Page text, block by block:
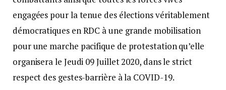
engagées pour la tenue des élections véritablement
démocratiques en RDC à une grande mobilisation
pour une marche pacifique de protestation qu’elle
organisera le Jeudi 09 Juillet 2020, dans le strict
respect des gestes-barrière à la COVID-19.